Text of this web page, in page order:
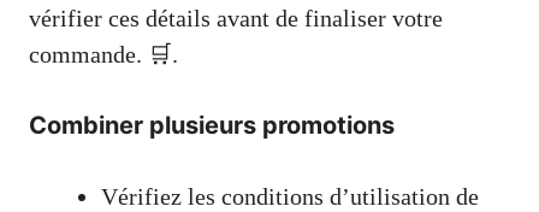
vérifier ces détails avant de finaliser votre
commande. 🛒.
Combiner plusieurs promotions
Vérifiez les conditions d’utilisation de